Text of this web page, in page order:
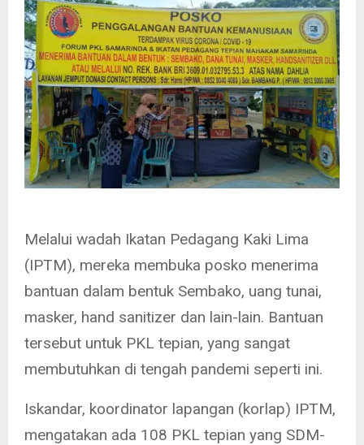
Melalui wadah Ikatan Pedagang Kaki Lima
(IPTM), mereka membuka posko menerima
bantuan dalam bentuk Sembako, uang tunai,
masker, hand sanitizer dan lain-lain. Bantuan
tersebut untuk PKL tepian, yang sangat
membutuhkan di tengah pandemi seperti ini.
Iskandar, koordinator lapangan (korlap) IPTM,
mengatakan ada 108 PKL tepian yang SDM-